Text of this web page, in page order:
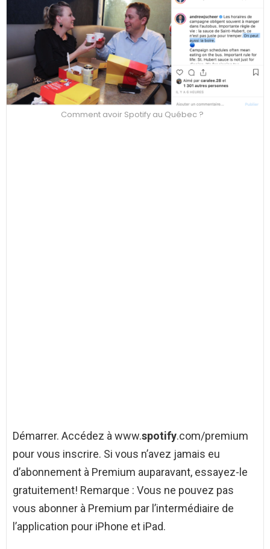
Comment avoir Spotify au Québec ?
Démarrer. Accédez à www.spotify.com/premium
pour vous inscrire. Si vous n’avez jamais eu
d’abonnement à Premium auparavant, essayez-le
gratuitement! Remarque : Vous ne pouvez pas
vous abonner à Premium par l’intermédiaire de
l’application pour iPhone et iPad.